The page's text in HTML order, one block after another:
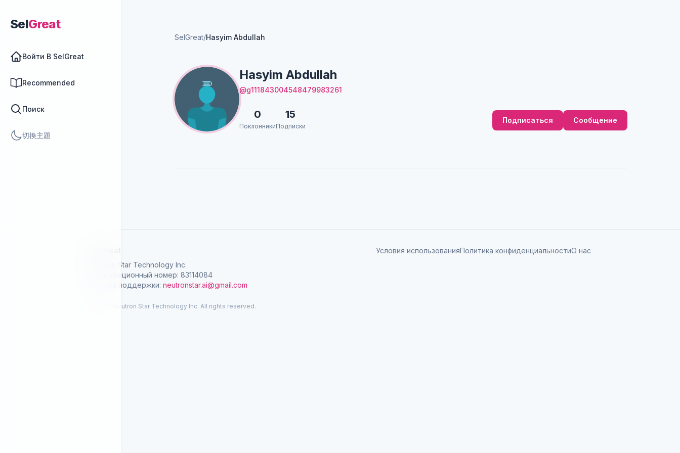
SelGreat
Войти В SelGreat
Recommended
Поиск
切換主題
SelGreat/Hasyim Abdullah
Hasyim Abdullah
@g111843004548479983261
0
Поклонники
15
Подписки
Подписаться Сообщение
Neutron Star Technology Inc.
Регистрационный номер: 83114084
Служба поддержки: neutronstar.ai@gmail.com
Условия использованияПолитика конфиденциальностиО нас
© 2026 Neutron Star Technology Inc. All rights reserved.